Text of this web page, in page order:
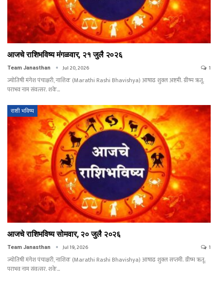
आजचे राशिभविष्य मंगळवार, २१ जुलै २०२६
Team Janasthan Jul 20, 2026 1
ज्योतिषी मंगेश पंचाक्षरी, नाशिक (Marathi Rashi Bhavishya) आषाढ शुक्ल अष्टमी. ग्रीष्म ऋतू.
पराभव नाम संवत्सर. शके…
राशी भविष्य
आजचे राशिभविष्य सोमवार, २० जुलै २०२६
Team Janasthan Jul 19, 2026 1
ज्योतिषी मंगेश पंचाक्षरी, नाशिक (Marathi Rashi Bhavishya) आषाढ शुक्ल सप्तमी. ग्रीष्म ऋतू.
पराभव नाम संवत्सर. शके…